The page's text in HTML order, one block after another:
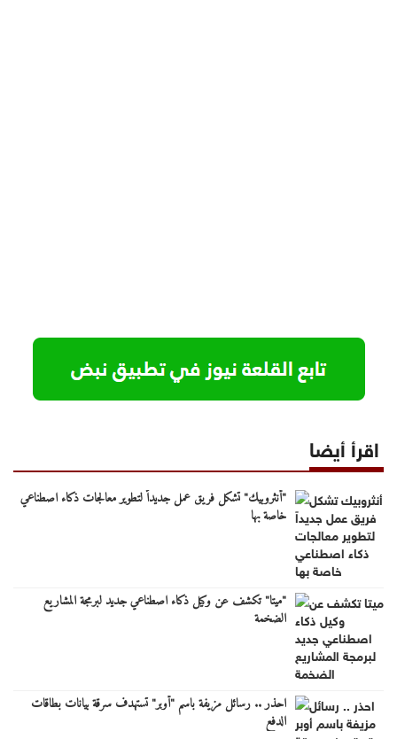
اقرأ أيضا
"أنثروبيك" تشكل فريق عمل جديداً لتطوير معالجات ذكاء اصطناعي
خاصة بها
"ميتا" تكشف عن وكيل ذكاء اصطناعي جديد لبرمجة المشاريع
الضخمة
احذر .. رسائل مزيفة باسم "أوبر" تستهدف سرقة بيانات بطاقات
الدفع